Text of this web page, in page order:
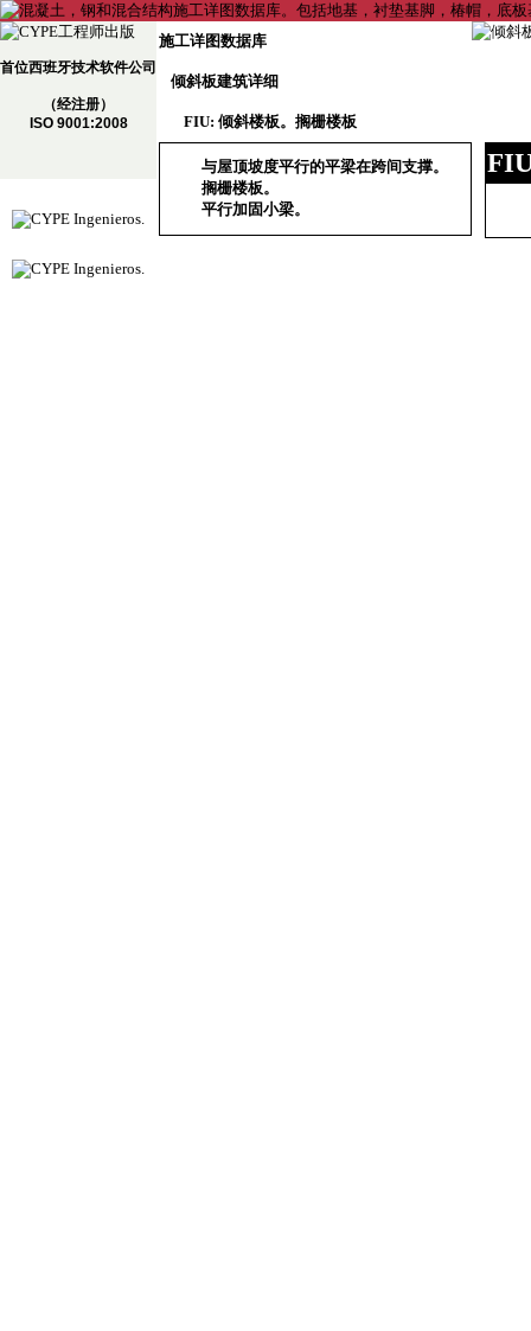
首位西班牙技术软件公司
（经注册）
ISO 9001:2008
施工详图数据库
倾斜板建筑详细
FIU: 倾斜楼板。搁栅楼板
与屋顶坡度平行的平梁在跨间支撑。
搁栅楼板。
平行加固小梁。